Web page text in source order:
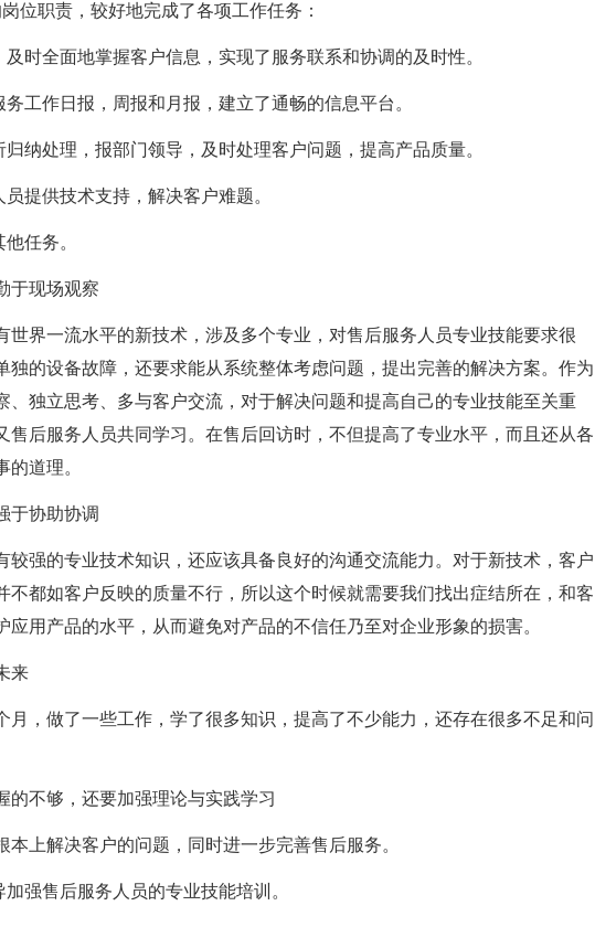
位职责，较好地完成了各项工作任务：
时全面地掌握客户信息，实现了服务联系和协调的及时性。
工作日报，周报和月报，建立了通畅的信息平台。
纳处理，报部门领导，及时处理客户问题，提高产品质量。
提供技术支持，解决客户难题。
任务。
于现场观察
世界一流水平的新技术，涉及多个专业，对售后服务人员专业技能要求很
独的设备故障，还要求能从系统整体考虑问题，提出完善的解决方案。作为
、独立思考、多与客户交流，对于解决问题和提高自己的专业技能至关重
售后服务人员共同学习。在售后回访时，不但提高了专业水平，而且还从各
道理。
于协助协调
较强的专业技术知识，还应该具备良好的沟通交流能力。对于新技术，客户
不都如客户反映的质量不行，所以这个时候就需要我们找出症结所在，和客
应用产品的水平，从而避免对产品的不信任乃至对企业形象的损害。
来
月，做了一些工作，学了很多知识，提高了不少能力，还存在很多不足和问
的不够，还要加强理论与实践学习
本上解决客户的问题，同时进一步完善售后服务。
强售后服务人员的专业技能培训。